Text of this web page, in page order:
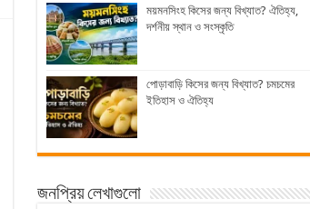
ময়মনসিংহ কিসের জন্য বিখ্যাত? ঐতিহ্য,
দর্শনীয় স্থান ও সংস্কৃতি
পোড়াবাড়ি কিসের জন্য বিখ্যাত? চমচমের
ইতিহাস ও ঐতিহ্য
জনপ্রিয় লেখাগুলো